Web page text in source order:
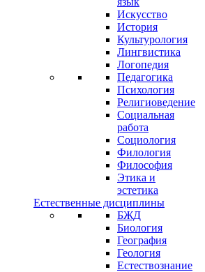
Искусство
История
Культурология
Лингвистика
Логопедия
Педагогика
Психология
Религиоведение
Социальная
работа
Социология
Филология
Философия
Этика и
эстетика
Естественные дисциплины
БЖД
Биология
География
Геология
Естествознание